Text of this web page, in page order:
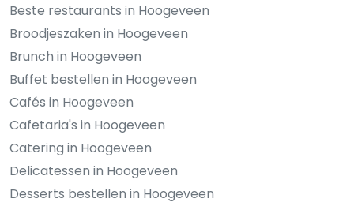
Beste restaurants in Hoogeveen
Broodjeszaken in Hoogeveen
Brunch in Hoogeveen
Buffet bestellen in Hoogeveen
Cafés in Hoogeveen
Cafetaria's in Hoogeveen
Catering in Hoogeveen
Delicatessen in Hoogeveen
Desserts bestellen in Hoogeveen